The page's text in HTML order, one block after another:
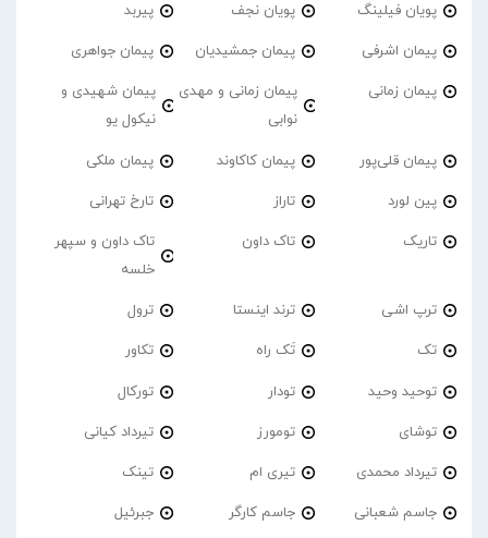
پویان فیلینگ پویان نجف پیربد
پیمان اشرفی پیمان جمشیدیان پیمان جواهری
پیمان زمانی
پیمان زمانی و مهدی
نوابی
پیمان شهیدی و
نیکول یو
پیمان قلی‌پور پیمان کاکاوند پیمان ملکی
پین لورد تاراز تارخ تهرانی
تاریک تاک داون
تاک داون و سپهر
خلسه
ترپ اشی ترند اینستا ترول
تک تَک راه تکاور
توحید وحید تودار تورکال
توشای تومورز تیرداد کیانی
تیرداد محمدی تیری ام تینک
جاسم شعبانی جاسم کارگر جبرئیل